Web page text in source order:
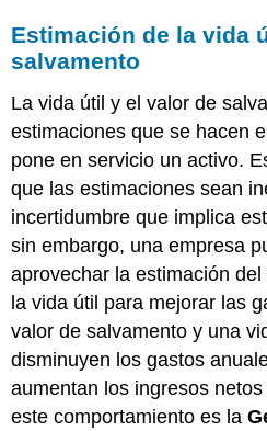
Estimación de la vida
salvamento
La vida útil y el valor de
estimaciones que se hacen
pone en servicio un activo.
que las estimaciones sean
incertidumbre que implica
sin embargo, una empresa
aprovechar la estimación
la vida útil para mejorar las
valor de salvamento y una
disminuyen los gastos
aumentan los ingresos
este comportamiento es la